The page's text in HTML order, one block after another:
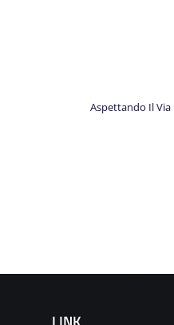
Aspettando Il Via